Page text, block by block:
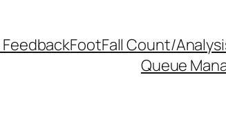
FootFall Count/
Queue